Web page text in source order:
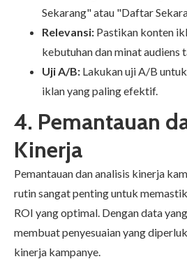
Sekarang" atau "Daftar
Relevansi: Pastikan konten
kebutuhan dan minat audiens
Uji A/B: Lakukan uji A/B
iklan yang paling efektif.
4. Pemantauan
Kinerja
Pemantauan dan analisis kinerja
rutin sangat penting untuk
ROI yang optimal. Dengan data
membuat penyesuaian yang
kinerja kampanye.